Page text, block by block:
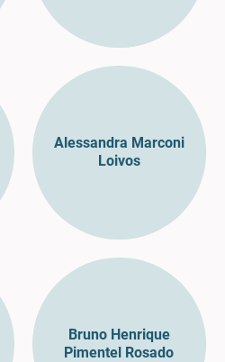
Alessandra Marconi
Loivos
Bruno Henrique
Pimentel Rosado